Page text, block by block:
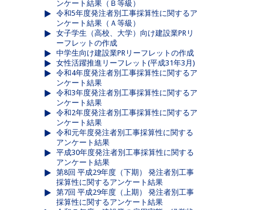
ンケート結果（Ｂ等級）
令和5年度発注者別工事採算性に関するア
ンケート結果（Ａ等級）
女子学生（高校、大学）向け建設業PRリ
ーフレットの作成
中学生向け建設業PRリーフレットの作成
女性活躍推進リーフレット(平成31年3月)
令和4年度発注者別工事採算性に関するア
ンケート結果
令和3年度発注者別工事採算性に関するア
ンケート結果
令和2年度発注者別工事採算性に関するア
ンケート結果
令和元年度発注者別工事採算性に関する
アンケート結果
平成30年度発注者別工事採算性に関する
アンケート結果
第8回 平成29年度（下期） 発注者別工事
採算性に関するアンケート結果
第7回 平成29年度（上期） 発注者別工事
採算性に関するアンケート結果